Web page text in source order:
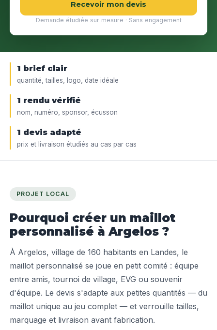
Recevoir mon devis
Demande étudiée sur mesure · Sans engagement
1 brief clair
quantité, tailles, logo, date idéale
1 rendu vérifié
nom, numéro, sponsor, écusson
1 devis adapté
prix et livraison étudiés au cas par cas
PROJET LOCAL
Pourquoi créer un maillot
personnalisé à Argelos ?
À Argelos, village de 160 habitants en Landes, le
maillot personnalisé se joue en petit comité : équipe
entre amis, tournoi de village, EVG ou souvenir
d'équipe. Le devis s'adapte aux petites quantités — du
maillot unique au jeu complet — et verrouille tailles,
marquage et livraison avant fabrication.